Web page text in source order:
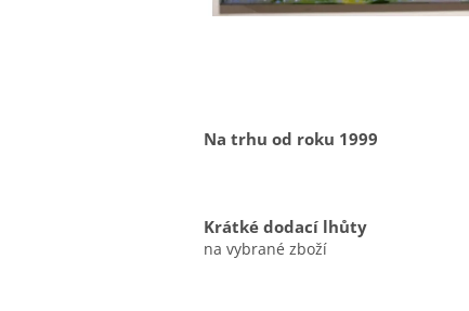
Na trhu od roku 1999
Krátké dodací lhůty
na vybrané zboží